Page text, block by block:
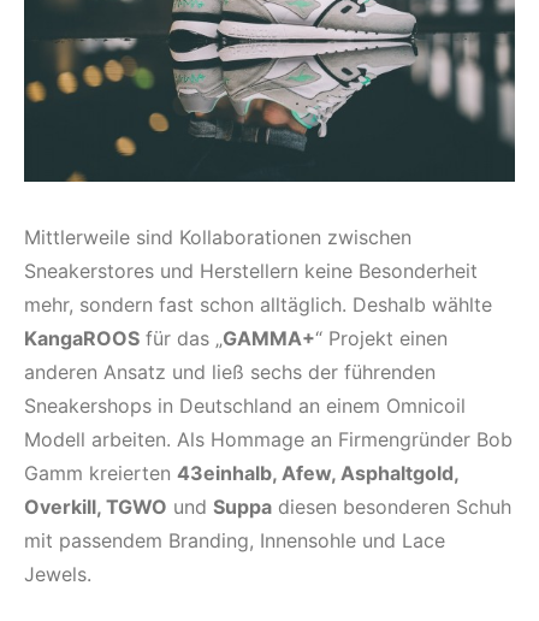
Mittlerweile sind Kollaborationen zwischen
Sneakerstores und Herstellern keine Besonderheit
mehr, sondern fast schon alltäglich. Deshalb wählte
KangaROOS für das „GAMMA+“ Projekt einen
anderen Ansatz und ließ sechs der führenden
Sneakershops in Deutschland an einem Omnicoil
Modell arbeiten. Als Hommage an Firmengründer Bob
Gamm kreierten 43einhalb, Afew, Asphaltgold,
Overkill, TGWO und Suppa diesen besonderen Schuh
mit passendem Branding, Innensohle und Lace
Jewels.